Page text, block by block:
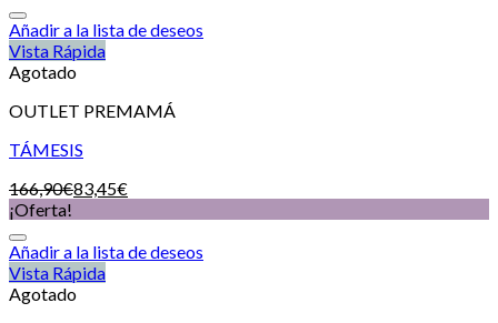
Añadir a la lista de deseos
Vista Rápida
Agotado
OUTLET PREMAMÁ
TÁMESIS
166,90€83,45€
¡Oferta!
Añadir a la lista de deseos
Vista Rápida
Agotado